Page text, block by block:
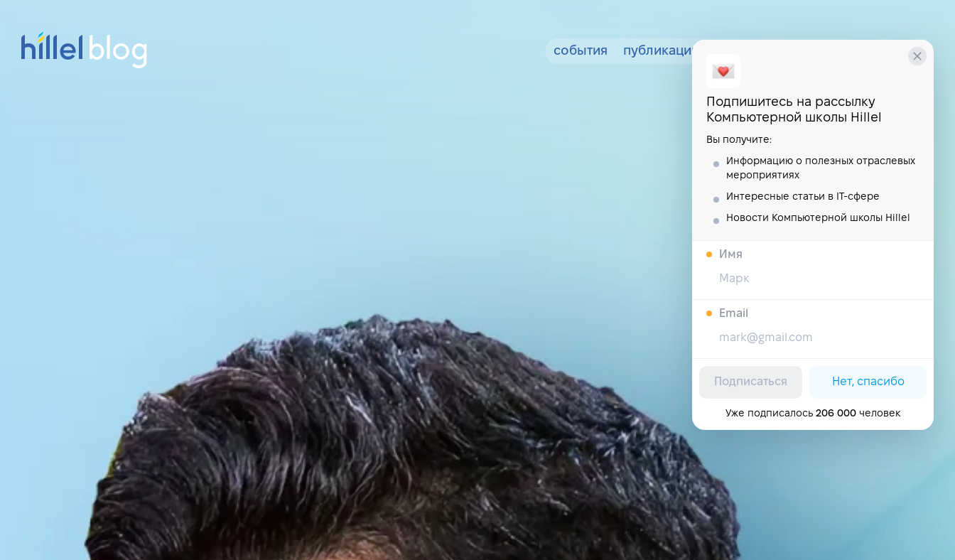
события публикации
Подпишитесь на рассылку
Компьютерной школы Hillel
Вы получите:
Информацию о полезных отраслевых
мероприятиях
Интересные статьи в IT-сфере
Новости Компьютерной школы Hillel
Имя
Email
Подписаться Нет, спасибо
Уже подписалось 206 000 человек